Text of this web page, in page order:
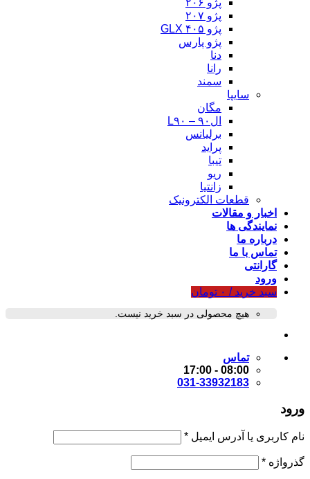
پژو ۲۰۶
پژو ۲۰۷
پژو ۴۰۵ GLX
پژو پارس
دنا
رانا
سمند
سایپا
مگان
ال۹۰ – L۹۰
برلیانس
پراید
تیبا
ریو
زانتیا
قطعات الکترونیک
اخبار و مقالات
نمایندگی ها
درباره ما
تماس با ما
گارانتی
ورود
سبد خرید / ۰ تومان
هیچ محصولی در سبد خرید نیست.
تماس
08:00 - 17:00
031-33932183
ورود
نام کاربری یا آدرس ایمیل *
گذرواژه *